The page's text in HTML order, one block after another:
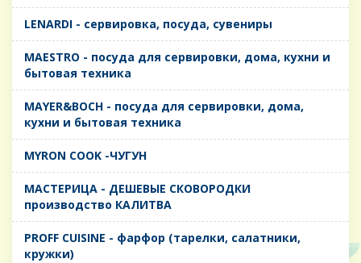
LENARDI - сервировка, посуда, сувениры
MAESTRO - посуда для сервировки, дома, кухни и
бытовая техника
MAYER&BOCH - посуда для сервировки, дома,
кухни и бытовая техника
MYRON COOK -ЧУГУН
MАСТЕРИЦА - ДЕШЕВЫЕ СКОВОРОДКИ
производство КАЛИТВА
PROFF CUISINE - фарфор (тарелки, салатники,
кружки)